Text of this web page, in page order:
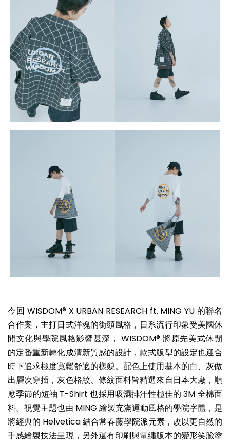
今回 WISDOM® X URBAN RESEARCH ft. MING YU 的聯名
合作案，主打日式洋魂的街頭風格，日系流行印象受美國休
閒文化與學院風格影響甚深， WISDOM® 將原先美式休閒
的定番重新轉化成清新質感的設計，款式版型的設定也迎合
時下追求極度寬鬆舒適的樣貌。配色上使用基本的白、灰做
出層次穿插，灰色格紋、條紋面料皆精選來自日本大廠，順
應季節的短袖 T-Shirt 也採用吸濕排汗性極佳的 3M 全棉面
料。視覺主題也由 MING 繪製充滿運動風格的學院字體，是
將經典的 Helvetica 結合常春藤學院派元素，改以更自然的
手感繪製技法呈現，另外還有印刷與電繡版本的變形笑臉塗